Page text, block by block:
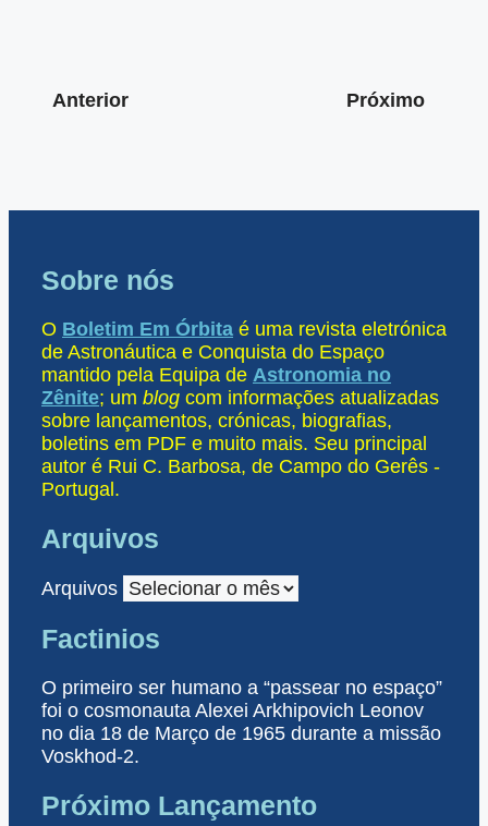
Anterior Próximo
Sobre nós
O Boletim Em Órbita é uma revista eletrónica
de Astronáutica e Conquista do Espaço
mantido pela Equipa de Astronomia no
Zênite; um blog com informações atualizadas
sobre lançamentos, crónicas, biografias,
boletins em PDF e muito mais. Seu principal
autor é Rui C. Barbosa, de Campo do Gerês -
Portugal.
Arquivos
Arquivos
Factinios
O primeiro ser humano a “passear no espaço”
foi o cosmonauta Alexei Arkhipovich Leonov
no dia 18 de Março de 1965 durante a missão
Voskhod-2.
Próximo Lançamento